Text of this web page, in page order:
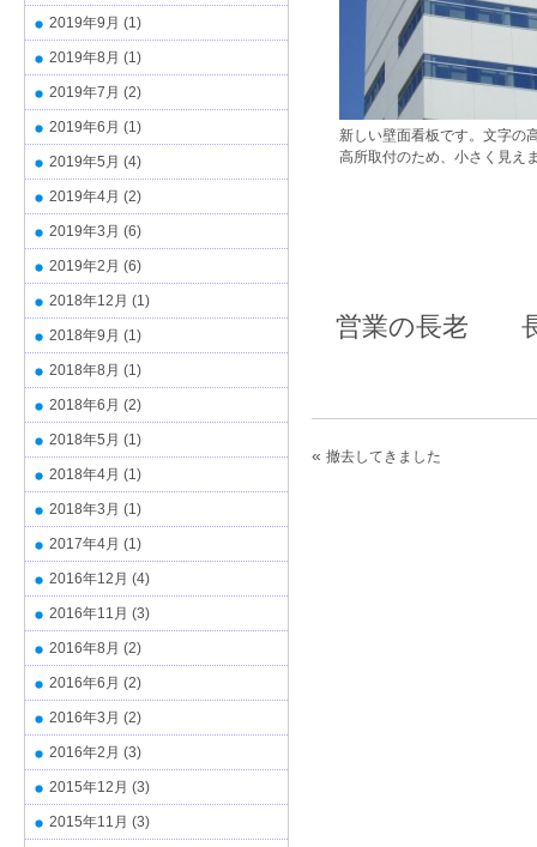
新しい壁面看板です。文字の
高所取付のため、小さく見え
営業の長老
« 撤去してきました
2019年9月 (1)
2019年8月 (1)
2019年7月 (2)
2019年6月 (1)
2019年5月 (4)
2019年4月 (2)
2019年3月 (6)
2019年2月 (6)
2018年12月 (1)
2018年9月 (1)
2018年8月 (1)
2018年6月 (2)
2018年5月 (1)
2018年4月 (1)
2018年3月 (1)
2017年4月 (1)
2016年12月 (4)
2016年11月 (3)
2016年8月 (2)
2016年6月 (2)
2016年3月 (2)
2016年2月 (3)
2015年12月 (3)
2015年11月 (3)